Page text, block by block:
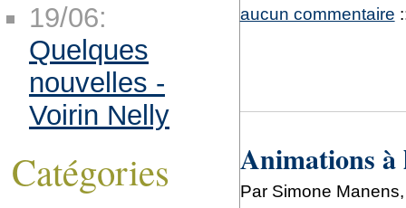
aucun commentaire
Animations
Par Simone
19/06:
Quelques
nouvelles -
Voirin Nelly
Catégories